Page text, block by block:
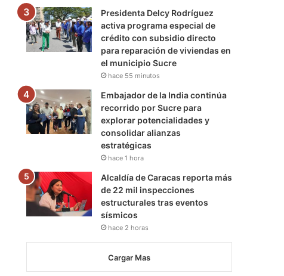
Presidenta Delcy Rodríguez
activa programa especial de
crédito con subsidio directo
para reparación de viviendas en
el municipio Sucre
hace 55 minutos
Embajador de la India continúa
recorrido por Sucre para
explorar potencialidades y
consolidar alianzas
estratégicas
hace 1 hora
Alcaldía de Caracas reporta más
de 22 mil inspecciones
estructurales tras eventos
sísmicos
hace 2 horas
Cargar Mas